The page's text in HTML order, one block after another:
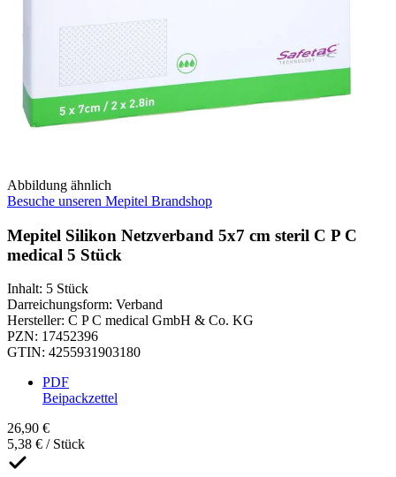
Abbildung ähnlich
Besuche unseren Mepitel Brandshop
Mepitel Silikon Netzverband 5x7 cm steril C P C
medical 5 Stück
Inhalt: 5 Stück
Darreichungsform: Verband
Hersteller: C P C medical GmbH & Co. KG
PZN: 17452396
GTIN: 4255931903180
PDF
Beipackzettel
26,90 €
5,38 € / Stück